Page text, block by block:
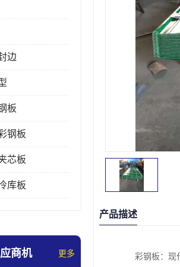
边
板
钢板
芯板
库板
商机 更多
产品描述
彩钢板：现